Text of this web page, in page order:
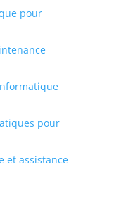
pour
pour
et assistance